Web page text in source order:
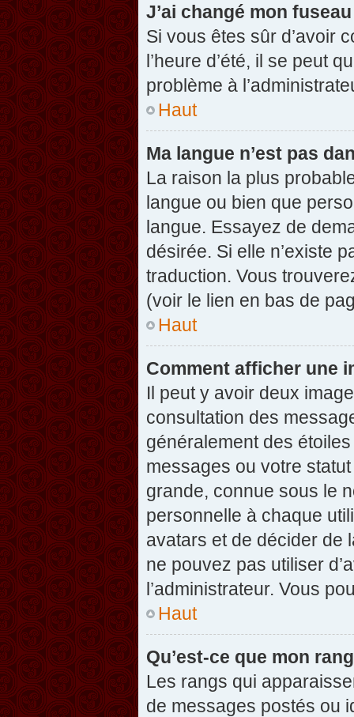
J’ai changé mon
Si vous êtes sûr d’avoir
l’heure d’été, il se peut
problème à
Haut
Ma langue n’est pas
La raison la plus
langue ou bien que
langue. Essayez de
désirée. Si elle n’existe
traduction. Vous
(voir le lien en bas de
Haut
Comment afficher une
Il peut y avoir deux
consultation des
généralement des
messages ou votre
grande, connue sous le
personnelle à chaque
avatars et de décider de
ne pouvez pas utiliser
l’administrateur. Vous
Haut
Qu’est-ce que mon
Les rangs qui
de messages postés ou